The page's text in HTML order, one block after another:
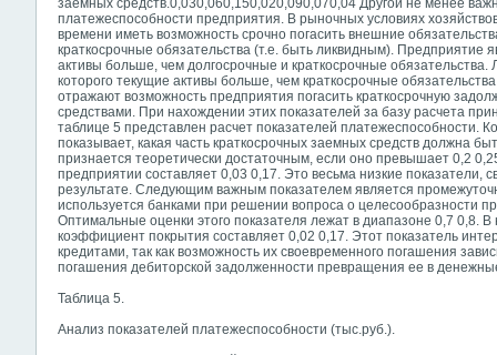
заемных средств.0,030,060,150,020,090,070,04 Другой не менее
платежеспособности предприятия. В рыночных условиях
времени иметь возможность срочно погасить внешние
краткосрочные обязательства (т.е. быть ликвидным). Предприятие
активы больше, чем долгосрочные и краткосрочные
которого текущие активы больше, чем краткосрочные
отражают возможность предприятия погасить краткосрочную
средствами. При нахождении этих показателей за базу расчета
таблице 5 представлен расчет показателей платежеспособности.
показывает, какая часть краткосрочных заемных средств должна
признается теоретически достаточным, если оно превышает 0,2
предприятии составляет 0,03 0,17. Это весьма низкие показатели,
результате. Следующим важным показателем является
используется банками при решении вопроса о целесообразности
Оптимальные оценки этого показателя лежат в диапазоне 0,7 0,8.
коэффициент покрытия составляет 0,02 0,17. Этот показатель
кредитами, так как возможность их своевременного погашения
погашения дебиторской задолженности превращения ее в
Таблица 5.
Анализ показателей платежеспособности (тыс.руб.).